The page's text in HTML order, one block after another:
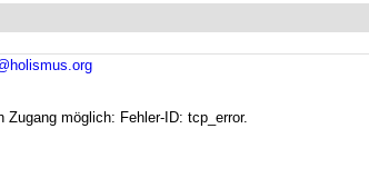
Zugang möglich: Fehler-ID: tcp_error.